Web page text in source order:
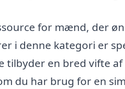
for mænd, der
i denne kategori er
en bred vifte
du har brug for en